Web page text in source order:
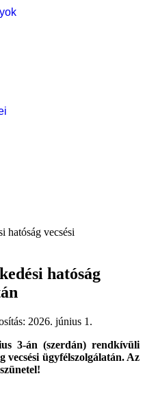
hatóság
2026. június 1.
3-án (szerdán) rendkívüli
vecsési ügyfélszolgálatán. Az